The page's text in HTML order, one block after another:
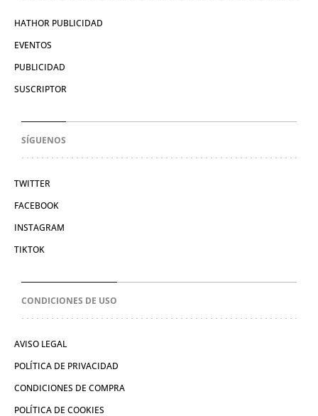
HATHOR PUBLICIDAD
EVENTOS
PUBLICIDAD
SUSCRIPTOR
SÍGUENOS
TWITTER
FACEBOOK
INSTAGRAM
TIKTOK
CONDICIONES DE USO
AVISO LEGAL
POLÍTICA DE PRIVACIDAD
CONDICIONES DE COMPRA
POLÍTICA DE COOKIES